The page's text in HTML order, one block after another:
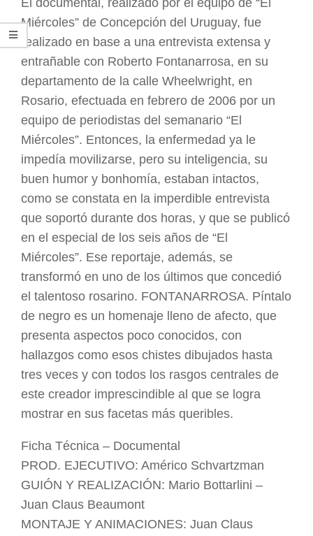
El documental, realizado por el equipo de “El
Miércoles” de Concepción del Uruguay, fue
realizado en base a una entrevista extensa y
entrañable con Roberto Fontanarrosa, en su
departamento de la calle Wheelwright, en
Rosario, efectuada en febrero de 2006 por un
equipo de periodistas del semanario “El
Miércoles”. Entonces, la enfermedad ya le
impedía movilizarse, pero su inteligencia, su
buen humor y bonhomía, estaban intactos,
como se constata en la imperdible entrevista
que soportó durante dos horas, y que se publicó
en el especial de los seis años de “El
Miércoles”. Ese reportaje, además, se
transformó en uno de los últimos que concedió
el talentoso rosarino. FONTANARROSA. Píntalo
de negro es un homenaje lleno de afecto, que
presenta aspectos poco conocidos, con
hallazgos como esos chistes dibujados hasta
tres veces y con todos los rasgos centrales de
este creador imprescindible al que se logra
mostrar en sus facetas más queribles.
Ficha Técnica – Documental
PROD. EJECUTIVO: Américo Schvartzman
GUIÓN Y REALIZACIÓN: Mario Bottarlini –
Juan Claus Beaumont
MONTAJE Y ANIMACIONES: Juan Claus